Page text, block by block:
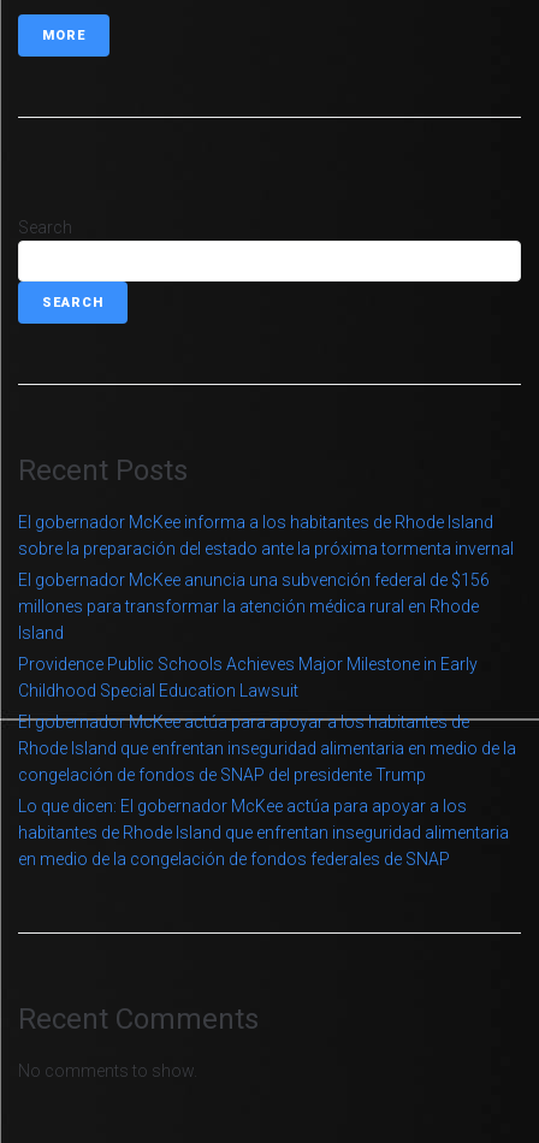
MORE
Search
SEARCH
Recent Posts
El gobernador McKee informa a los habitantes de Rhode Island
sobre la preparación del estado ante la próxima tormenta invernal
El gobernador McKee anuncia una subvención federal de $156
millones para transformar la atención médica rural en Rhode
Island
Providence Public Schools Achieves Major Milestone in Early
Childhood Special Education Lawsuit
El gobernador McKee actúa para apoyar a los habitantes de
Rhode Island que enfrentan inseguridad alimentaria en medio de la
congelación de fondos de SNAP del presidente Trump
Lo que dicen: El gobernador McKee actúa para apoyar a los
habitantes de Rhode Island que enfrentan inseguridad alimentaria
en medio de la congelación de fondos federales de SNAP
Recent Comments
No comments to show.